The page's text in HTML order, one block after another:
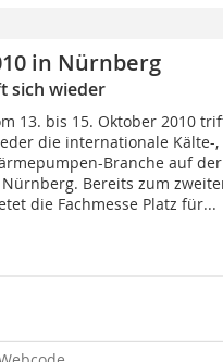
in Nürnberg
sich wieder
13. bis 15. Oktober 2010
die internationale Kälte-
Branche auf
Bereits zum
die Fachmesse Platz für...